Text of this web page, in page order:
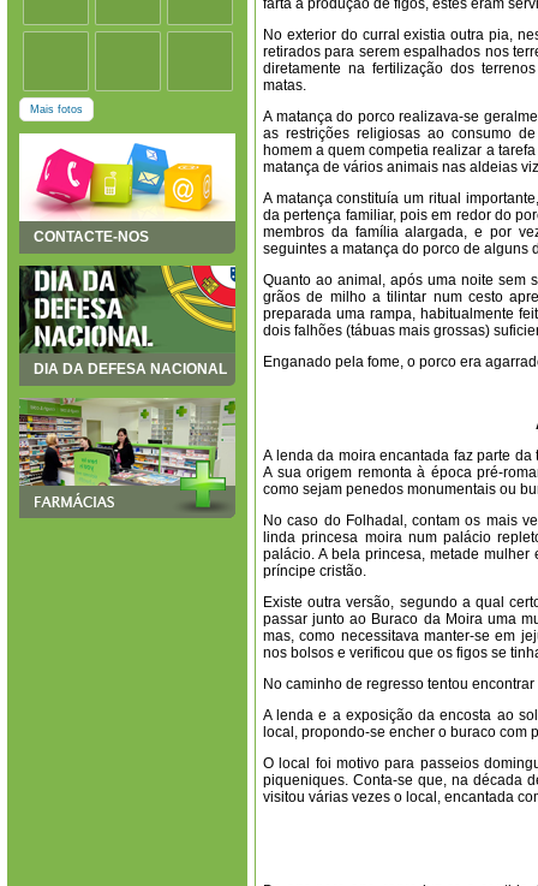
Mais fotos
CONTACTE-NOS
DIA DA DEFESA NACIONAL
farta a produção de figos, estes eram
No exterior do curral existia outra pia,
retirados para serem espalhados nos
diretamente na fertilização dos
matas.
A matança do porco realizava-se
as restrições religiosas ao consumo
homem a quem competia realizar a
matança de vários animais nas aldeias
A matança constituía um ritual
da pertença familiar, pois em redor do
membros da família alargada, e por
seguintes a matança do porco de alguns
Quanto ao animal, após uma noite sem
grãos de milho a tilintar num cesto
preparada uma rampa, habitualmente
dois falhões (tábuas mais grossas)
Enganado pela fome, o porco era
A lenda da moira encantada faz parte
A sua origem remonta à época pré-
como sejam penedos monumentais ou
No caso do Folhadal, contam os mais
linda princesa moira num palácio
palácio. A bela princesa, metade
príncipe cristão.
Existe outra versão, segundo a qual
passar junto ao Buraco da Moira uma
mas, como necessitava manter-se em
nos bolsos e verificou que os figos se
No caminho de regresso tentou
A lenda e a exposição da encosta ao
local, propondo-se encher o buraco com
O local foi motivo para passeios
piqueniques. Conta-se que, na década
visitou várias vezes o local, encantada